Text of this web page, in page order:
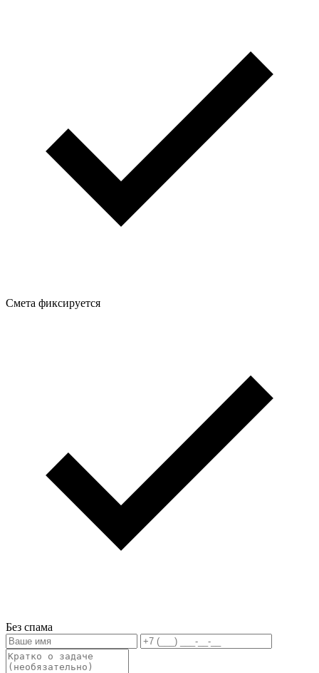
Смета фиксируется
Без спама